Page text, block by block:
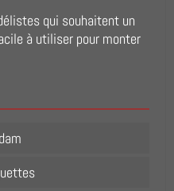
qui souhaitent un
à utiliser pour monter